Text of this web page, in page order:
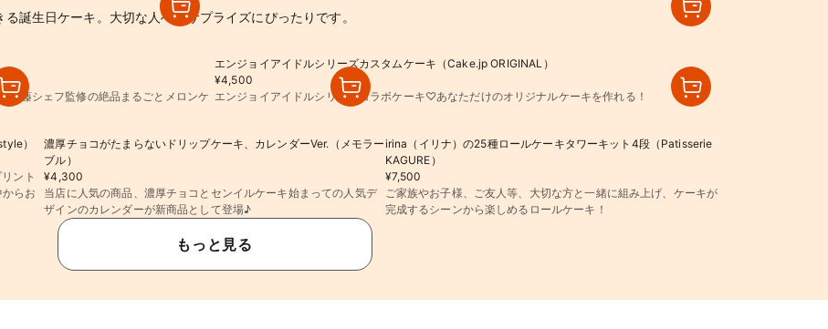
誕生日ケーキ。大切な人へのサプライズにぴったりです。
加藤シェフ監修の絶品まるごとメロンケ
エンジョイアイドルシリーズカスタムケーキ（Cake.jp ORIGINAL）
¥4,500
エンジョイアイドルシリーズコラボケーキ♡あなただけのオリジナルケーキを作れる！
）
ント
らお
濃厚チョコがたまらないドリップケーキ、カレンダーVer.（メモラー
ブル）
¥4,300
当店に人気の商品、濃厚チョコとセンイルケーキ始まっての人気デ
ザインのカレンダーが新商品として登場♪
irina（イリナ）の25種ロールケーキタワーキット4段（Patisserie
KAGURE）
¥7,500
ご家族やお子様、ご友人等、大切な方と一緒に組み上げ、ケーキが
完成するシーンから楽しめるロールケーキ！
もっと見る